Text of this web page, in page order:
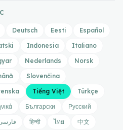
Deutsch Eesti
Español
Indonesia
Italiano
Nederlands
Norsk
Slovenčina
Tiếng Việt
Türkçe
Български
Русский
हिन्दी ไทย
中文